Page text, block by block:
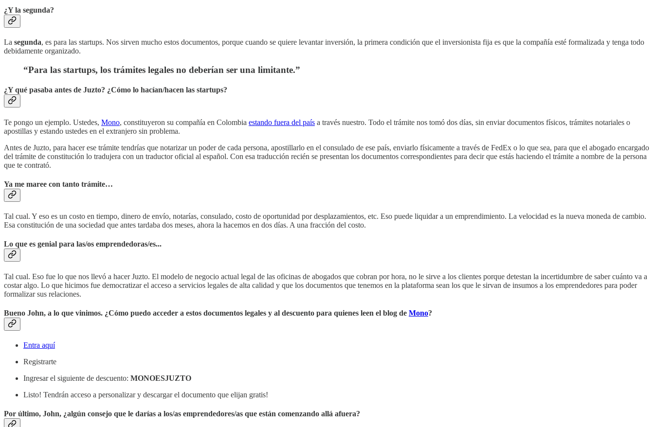
¿Y la segunda?
La segunda, es para las startups. Nos sirven mucho estos documentos, porque cuando se quiere levantar inversión, la primera condición que el inversionista fija es que la compañía esté formalizada y tenga todo
debidamente organizado.
“Para las startups, los trámites legales no deberían ser una limitante.”
¿Y qué pasaba antes de Juzto? ¿Cómo lo hacían/hacen las startups?
Te pongo un ejemplo. Ustedes, Mono, constituyeron su compañía en Colombia estando fuera del país a través nuestro. Todo el trámite nos tomó dos días, sin enviar documentos físicos, trámites notariales o
apostillas y estando ustedes en el extranjero sin problema.
Antes de Juzto, para hacer ese trámite tendrías que notarizar un poder de cada persona, apostillarlo en el consulado de ese país, enviarlo físicamente a través de FedEx o lo que sea, para que el abogado encargado
del trámite de constitución lo tradujera con un traductor oficial al español. Con esa traducción recién se presentan los documentos correspondientes para decir que estás haciendo el trámite a nombre de la persona
que te contrató.
Ya me maree con tanto trámite…
Tal cual. Y eso es un costo en tiempo, dinero de envío, notarías, consulado, costo de oportunidad por desplazamientos, etc. Eso puede liquidar a un emprendimiento. La velocidad es la nueva moneda de cambio.
Esa constitución de una sociedad que antes tardaba dos meses, ahora la hacemos en dos días. A una fracción del costo.
Lo que es genial para las/os emprendedoras/es...
Tal cual. Eso fue lo que nos llevó a hacer Juzto. El modelo de negocio actual legal de las oficinas de abogados que cobran por hora, no le sirve a los clientes porque detestan la incertidumbre de saber cuánto va a
costar algo. Lo que hicimos fue democratizar el acceso a servicios legales de alta calidad y que los documentos que tenemos en la plataforma sean los que le sirvan de insumos a los emprendedores para poder
formalizar sus relaciones.
Bueno John, a lo que vinimos. ¿Cómo puedo acceder a estos documentos legales y al descuento para quienes leen el blog de Mono?
Entra aquí
Registrarte
Ingresar el siguiente de descuento: MONOESJUZTO
Listo! Tendrán acceso a personalizar y descargar el documento que elijan gratis!
Por último, John, ¿algún consejo que le darías a los/as emprendedores/as que están comenzando allá afuera?